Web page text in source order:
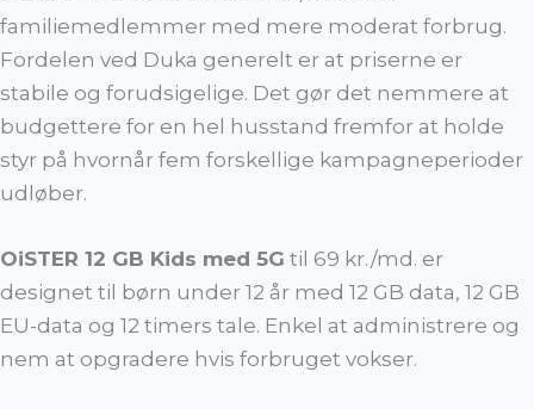
familiemedlemmer med mere moderat forbrug.
Fordelen ved Duka generelt er at priserne er
stabile og forudsigelige. Det gør det nemmere at
budgettere for en hel husstand fremfor at holde
styr på hvornår fem forskellige kampagneperioder
udløber.
OiSTER 12 GB Kids med 5G til 69 kr./md. er
designet til børn under 12 år med 12 GB data, 12 GB
EU-data og 12 timers tale. Enkel at administrere og
nem at opgradere hvis forbruget vokser.